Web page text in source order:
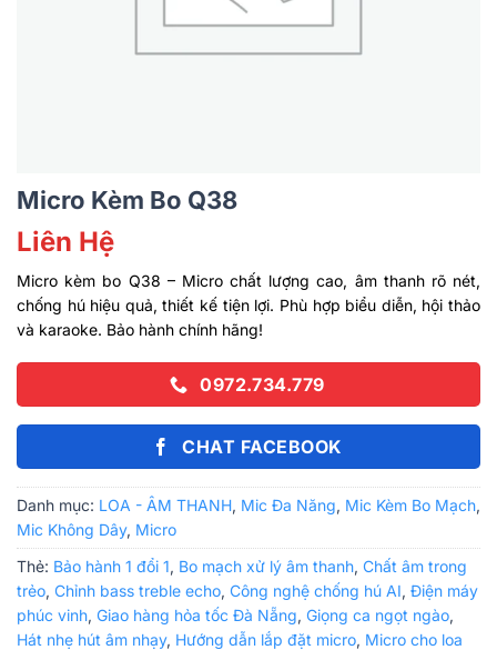
Micro Kèm Bo Q38
Liên Hệ
Micro kèm bo Q38 – Micro chất lượng cao, âm thanh rõ nét,
chống hú hiệu quả, thiết kế tiện lợi. Phù hợp biểu diễn, hội thảo
và karaoke. Bảo hành chính hãng!
0972.734.779
CHAT FACEBOOK
Danh mục: LOA - ÂM THANH, Mic Đa Năng, Mic Kèm Bo Mạch,
Mic Không Dây, Micro
Thẻ: Bảo hành 1 đổi 1, Bo mạch xử lý âm thanh, Chất âm trong
trẻo, Chỉnh bass treble echo, Công nghệ chống hú AI, Điện máy
phúc vinh, Giao hàng hỏa tốc Đà Nẵng, Giọng ca ngọt ngào,
Hát nhẹ hút âm nhạy, Hướng dẫn lắp đặt micro, Micro cho loa